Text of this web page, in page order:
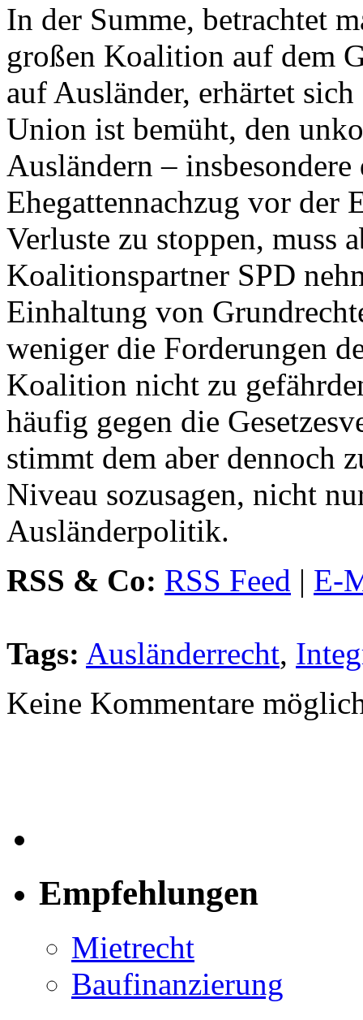
In der Summe, betrachtet
großen Koalition auf dem
auf Ausländer, erhärtet
Union ist bemüht, den
Ausländern –
Ehegattennachzug vor der
Verluste zu stoppen, muss
Koalitionspartner SPD
Einhaltung von
weniger die Forderungen
Koalition nicht zu
häufig gegen die
stimmt dem aber dennoch
Niveau sozusagen, nicht
Ausländerpolitik.
RSS & Co: RSS Feed | E-
Tags: Ausländerrecht,
Keine Kommentare
Empfehlungen
Mietrecht
Baufinanzierung